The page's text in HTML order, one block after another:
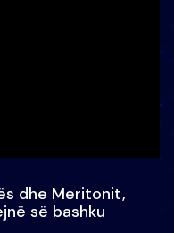
dhe Meritonit,
së bashku